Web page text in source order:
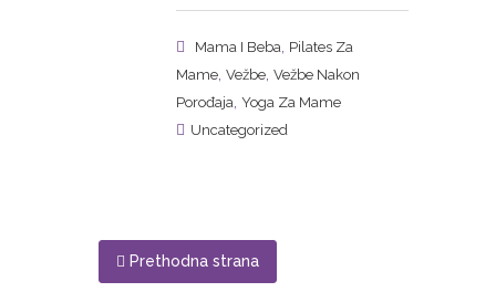
Mama I Beba Pilates Za
Mame Vežbe Vežbe Nakon
Porođaja Yoga Za Mame
Uncategorized
Prethodna strana